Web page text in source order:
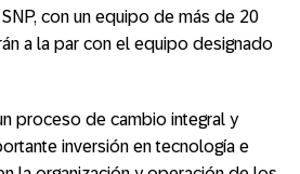
con un equipo de más de 20
a la par con el equipo designado
proceso de cambio integral y
inversión en tecnología e